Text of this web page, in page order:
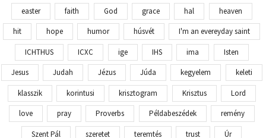
easter faith God grace hal heaven
hit hope humor húsvét I'm an evereyday saint
ICHTHUS ICXC ige IHS ima Isten
Jesus Judah Jézus Júda kegyelem keleti
klasszik korintusi krisztogram Krisztus Lord
love pray Proverbs Példabeszédek remény
Szent Pál szeretet teremtés trust Úr